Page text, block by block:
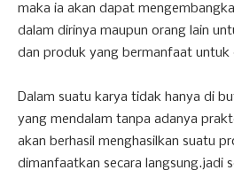
maka ia akan dapat
dalam dirinya maupun orang lain
dan produk yang bermanfaat untuk
Dalam suatu karya tidak hanya di
yang mendalam tanpa adanya
akan berhasil menghasilkan suatu
dimanfaatkan secara langsung.jadi